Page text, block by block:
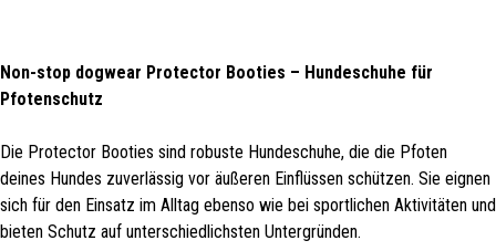
Non-stop dogwear Protector Booties – Hundeschuhe für
Pfotenschutz
Die Protector Booties sind robuste Hundeschuhe, die die Pfoten
deines Hundes zuverlässig vor äußeren Einflüssen schützen. Sie eignen
sich für den Einsatz im Alltag ebenso wie bei sportlichen Aktivitäten und
bieten Schutz auf unterschiedlichsten Untergründen.